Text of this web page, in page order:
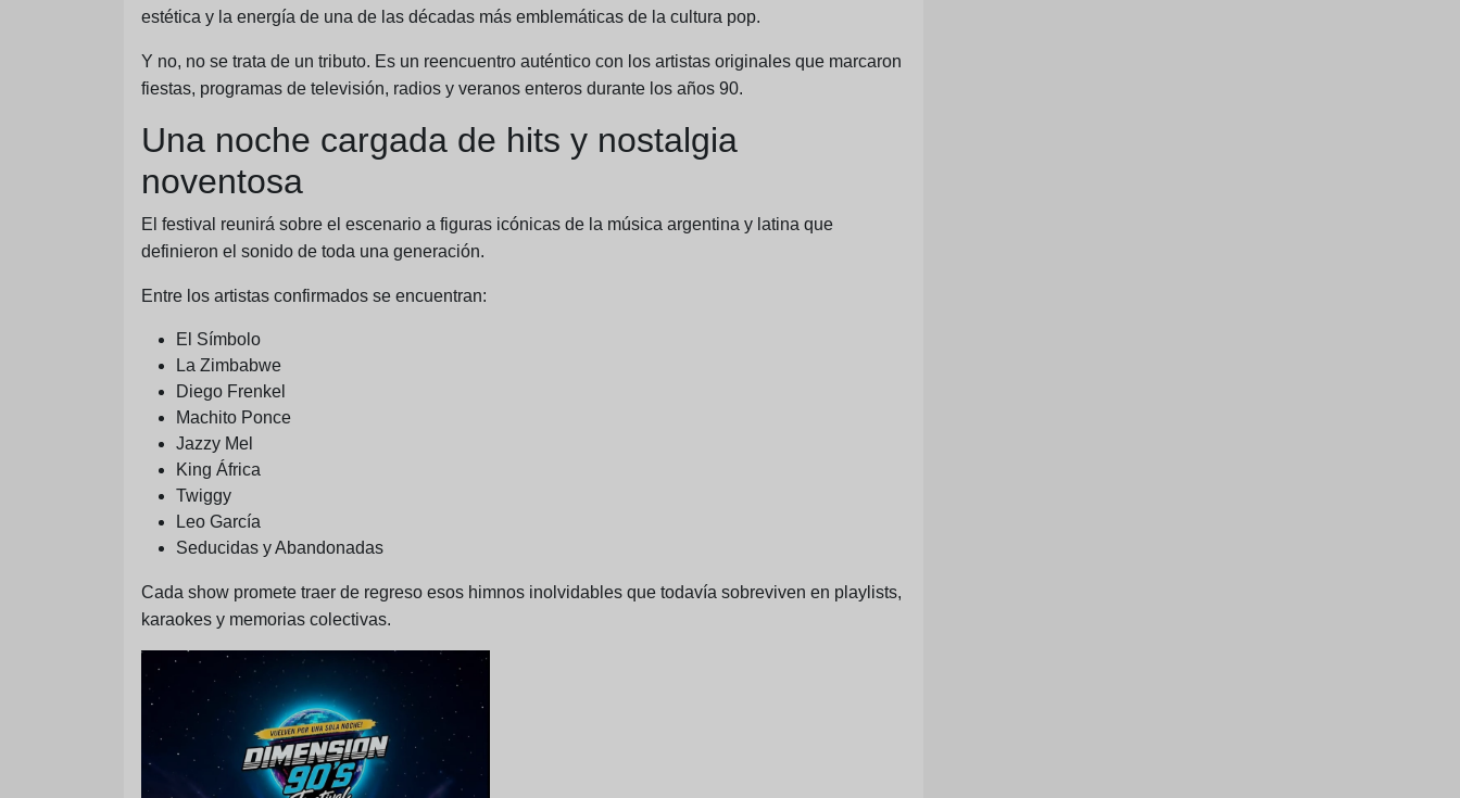
estética y la energía de una de las décadas más emblemáticas de la cultura pop.
Y no, no se trata de un tributo. Es un reencuentro auténtico con los artistas originales que marcaron
fiestas, programas de televisión, radios y veranos enteros durante los años 90.
Una noche cargada de hits y nostalgia
noventosa
El festival reunirá sobre el escenario a figuras icónicas de la música argentina y latina que
definieron el sonido de toda una generación.
Entre los artistas confirmados se encuentran:
El Símbolo
La Zimbabwe
Diego Frenkel
Machito Ponce
Jazzy Mel
King África
Twiggy
Leo García
Seducidas y Abandonadas
Cada show promete traer de regreso esos himnos inolvidables que todavía sobreviven en playlists,
karaokes y memorias colectivas.